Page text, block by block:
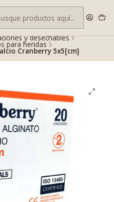
Revisa las condiciones.
y desechables
para heridas
Cranberry 5x5[cm]